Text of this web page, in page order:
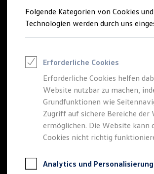
Saisonangebote
Reifenpakete
Leasing
Leasing-Angebote
Elektroauto Leasing
Kleinwagen-Leasing
Leasing ohne Anzahlung
Finanzierung
Autokredit mit Schlussrate
Versicherungen und Garantien
Kfz-Versicherung
Restschuldversicherungen
Garantien
Professional Class bei
Folgende Kategorien von Cookies
Technologien werden durch uns
Erforderliche Cookies
Erforderliche Cookies helfen
Website nutzbar zu machen,
Grundfunktionen wie
Zugriff auf sichere Bereiche der
ermöglichen. Die Website kann
Cookies nicht richtig
Analytics und Personalisierung